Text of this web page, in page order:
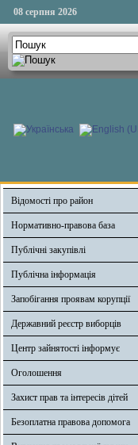
08 серпня 2026
Відомості про район
Нормативно-правова база
Публічні закупівлі
Публічна інформація
Запобігання проявам корупції
Державний реєстр виборців
Центр зайнятості інформує
Оголошення
Захист прав та інтересів дітей
Безоплатна правова допомога